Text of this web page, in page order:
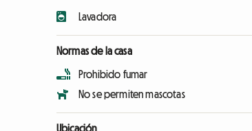
Lavadora
Normas de la casa
Prohibido fumar
No se permiten mascotas
Ubicación